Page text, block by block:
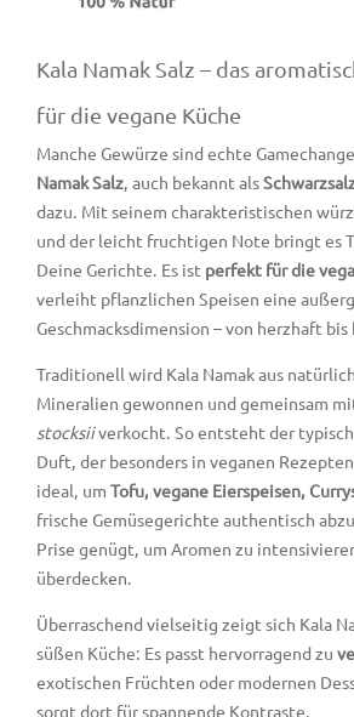
Kala Namak Salz – das
für die vegane Küche
Manche Gewürze sind echte
Namak Salz, auch bekannt als
dazu. Mit seinem charakteristischen
und der leicht fruchtigen Note bringt es
Deine Gerichte. Es ist perfekt für die
verleiht pflanzlichen Speisen eine
Geschmacksdimension – von herzhaft
Traditionell wird Kala Namak aus
Mineralien gewonnen und gemeinsam
stocksiiverkocht. So entsteht der
Duft, der besonders in veganen
ideal, um Tofu, vegane Eierspeisen,
frische Gemüsegerichte authentisch
Prise genügt, um Aromen zu
überdecken.
Überraschend vielseitig zeigt sich Kala
süßen Küche: Es passt hervorragend zu
exotischen Früchten oder modernen
sorgt dort für spannende Kontraste.